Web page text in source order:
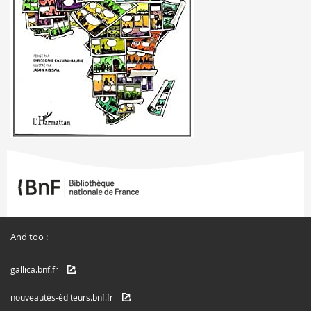
And too :
gallica.bnf.fr
nouveautés-éditeurs.bnf.fr